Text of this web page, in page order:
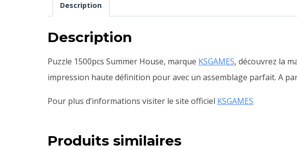
Description
Description
Puzzle 1500pcs Summer House, marque KSGAMES, découvrez la
impression haute définition pour avec un assemblage parfait. A
Pour plus d’informations visiter le site officiel KSGAMES
Produits similaires